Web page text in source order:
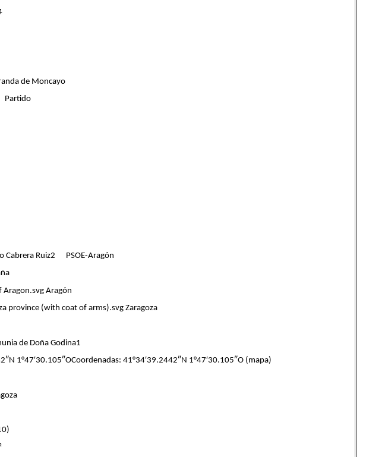
de Moncayo
Ruiz2 PSOE-Aragón
Aragón
(with coat of arms).svg Zaragoza
de Doña Godina1
41°34′39.2442″N 1°47′30.105″O (mapa)